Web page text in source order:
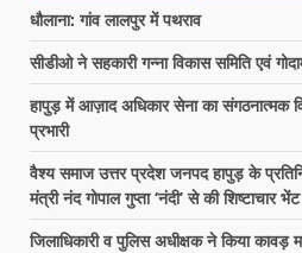
धौलाना: गांव लालपुर में पथराव
सीडीओ ने सहकारी गन्ना विकास समिति एवं
हापुड़ में आज़ाद अधिकार सेना का संगठनात्मक
प्रभारी
वैश्य समाज उत्तर प्रदेश जनपद हापुड़ के
मंत्री नंद गोपाल गुप्ता ‘नंदी’ से की शिष्टाचार भेंट
जिलाधिकारी व पुलिस अधीक्षक ने किया कावड़